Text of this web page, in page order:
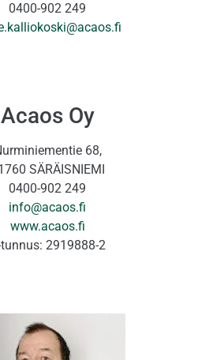
0400-902 249
Acaos Oy
68,
SÄRÄISNIEMI
0400-902 249
info@acaos.fi
www.acaos.fi
2919888-2